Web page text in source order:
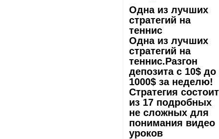
Одна из лучших
стратегий на
теннис
Одна из лучших
стратегий на
теннис.Разгон
депозита с 10$ до
1000$ за неделю!
Стратегия состоит
из 17 подробных
не сложных для
понимания видео
уроков